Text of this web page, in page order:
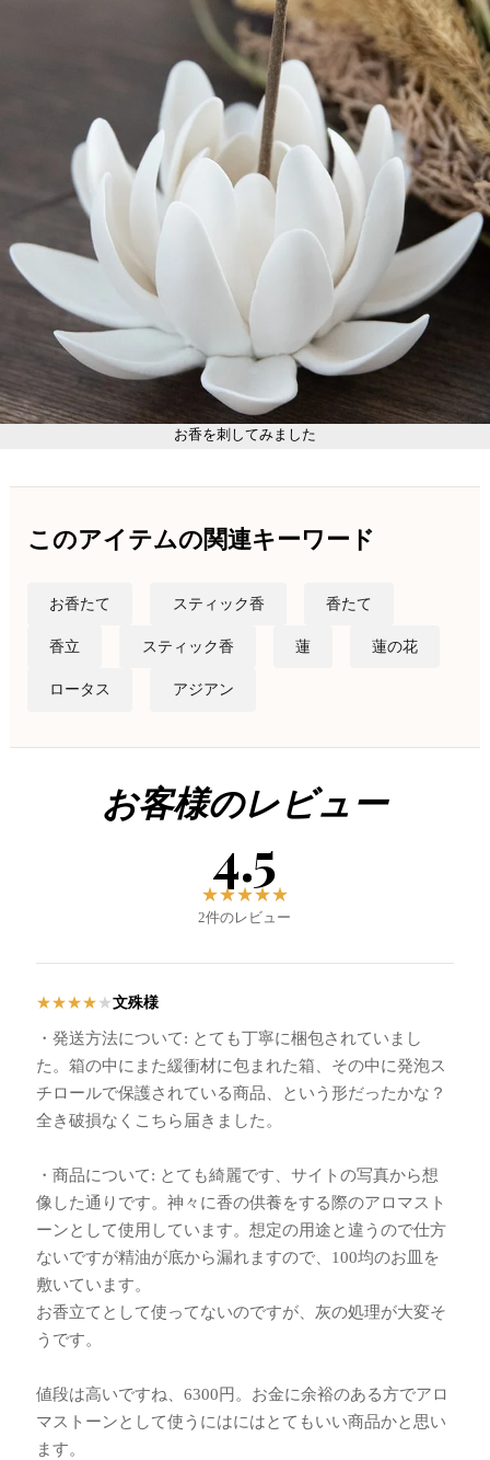
お香を刺してみました
このアイテムの関連キーワード
お香たて スティック香 香たて
香立 スティック香 蓮 蓮の花
ロータス アジアン
お客様のレビュー
4.5
★★★★★
2件のレビュー
★★★★ ★文殊様
・発送方法について: とても丁寧に梱包されていまし
た。箱の中にまた緩衝材に包まれた箱、その中に発泡ス
チロールで保護されている商品、という形だったかな？
全き破損なくこちら届きました。
・商品について: とても綺麗です、サイトの写真から想
像した通りです。神々に香の供養をする際のアロマスト
ーンとして使用しています。想定の用途と違うので仕方
ないですが精油が底から漏れますので、100均のお皿を
敷いています。
お香立てとして使ってないのですが、灰の処理が大変そ
うです。
値段は高いですね、6300円。お金に余裕のある方でアロ
マストーンとして使うにはにはとてもいい商品かと思い
ます。